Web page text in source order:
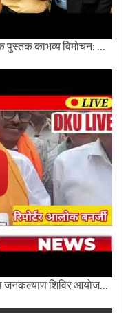
नई दिल्ली I I Cमें Bridging Borders'नामक पुस्तक काभव्य विमोचन: Dku ब्यूरो चीफ की ग्राउंड रिपोर्टिंग
पश्चिमबंगाल सरकार विकास हेतु तत्पर हो रहा जनकल्याण शिविर आयोजन:कृषि मंत्री दूध कुमार मंडल से बातचीत